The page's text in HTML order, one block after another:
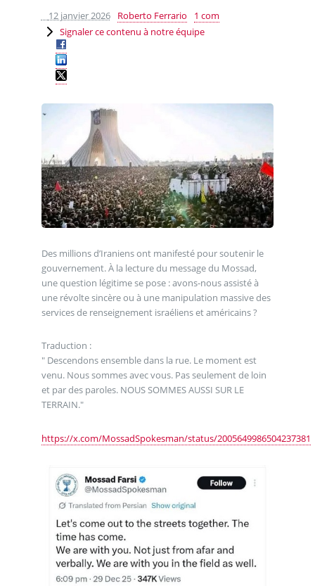
12 janvier 2026 Roberto Ferrario
1 com
Signaler ce contenu à notre équipe
Des millions d’Iraniens ont manifesté pour soutenir le
gouvernement. À la lecture du message du Mossad,
une question légitime se pose : avons-nous assisté à
une révolte sincère ou à une manipulation massive des
services de renseignement israéliens et américains ?
Traduction :
" Descendons ensemble dans la rue. Le moment est
venu. Nous sommes avec vous. Pas seulement de loin
et par des paroles. NOUS SOMMES AUSSI SUR LE
TERRAIN."
https://x.com/MossadSpokesman/status/2005649986504237381